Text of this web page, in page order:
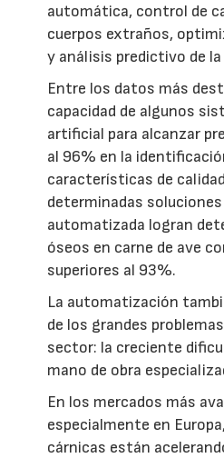
automática, control de
cuerpos extraños,
y análisis predictivo de
Entre los datos más
capacidad de algunos
artificial para alcanzar
al 96% en la
características de
determinadas
automatizada logran
óseos en carne de ave
superiores al 93%.
La automatización
de los grandes
sector: la creciente
mano de obra
En los mercados más
especialmente en
cárnicas están